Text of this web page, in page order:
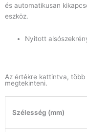
és automatikusan
eszköz.
Nyitott
Az értékre kattintva,
megtekinteni.
Szélesség (mm)